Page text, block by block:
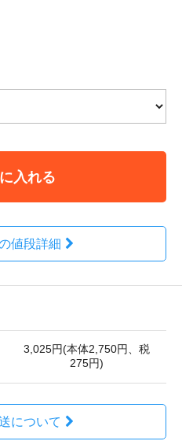
入れる
値段詳細
3,025円(本体2,750円、税
275円)
について